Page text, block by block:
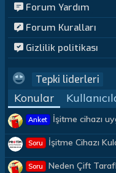
Forum Yardım
Forum Kuralları
Gizlilik politikası
Tepki liderleri
Konular
Anket İşitme cihazı
Soru İşitme Cihazı
Soru Neden Çift